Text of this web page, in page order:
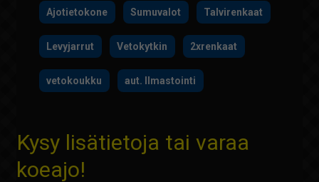
Ajotietokone Sumuvalot Talvirenkaat
Levyjarrut Vetokytkin 2xrenkaat
vetokoukku aut. Ilmastointi
Kysy lisätietoja tai varaa
koeajo!